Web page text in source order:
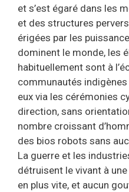
et s’est égaré dans les
et des structures
érigées par les
dominent le monde, les
habituellement sont à
communautés
eux via les cérémonies
direction, sans
nombre croissant
des bios robots sans
La guerre et les
détruisent le vivant à
en plus vite, et aucun